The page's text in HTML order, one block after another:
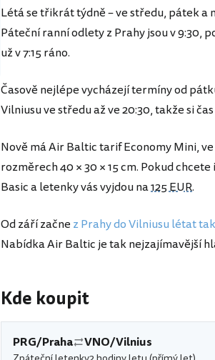
Létá se třikrát týdně – ve středu, pátek
Páteční ranní odlety z Prahy jsou v 9:30,
už v 7:15 ráno.
Časově nejlépe vycházejí termíny od
Vilniusu ve středu až ve 20:30, takže si
Nově má Air Baltic tarif Economy Mini,
rozměrech 40 × 30 × 15 cm. Pokud
Basic a letenky vás vyjdou na125 EUR.
Od září začne z Prahy do Vilniusu létat
Nabídka Air Baltic je tak nejzajímavější
Kde koupit
PRG/Praha VNO/Vilnius